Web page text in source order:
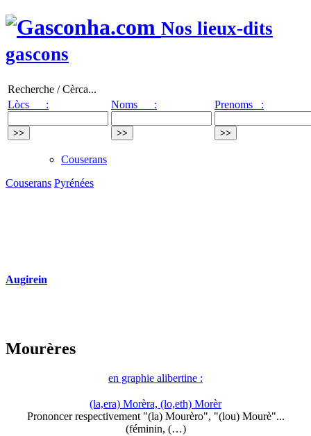
Nos lieux-dits
gascons
Recherche / Cèrca...
Lòcs :
Noms : Prenoms :
Couserans
Couserans Pyrénées
Augirein
Mourères
en graphie alibertine :
(la,era) Morèra, (lo,eth) Morèr
Prononcer respectivement "(la) Mourèro", "(lou) Mourè"...
(féminin, (…)